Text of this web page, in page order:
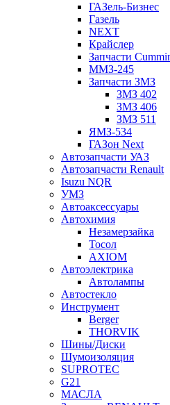
ГАЗель-Бизнес
Газель
NEXT
Крайслер
Запчасти
ММЗ-245
Запчасти ЗМЗ
ЗМЗ 402
ЗМЗ 406
ЗМЗ 511
ЯМЗ-534
ГАЗон Next
Автозапчасти УАЗ
Автозапчасти Renault
Isuzu NQR
УМЗ
Автоаксессуары
Автохимия
Незамерзайка
Тосол
AXIOM
Автоэлектрика
Автолампы
Автостекло
Инструмент
Berger
THORVIK
Шины/Диски
Шумоизоляция
SUPROTEC
G21
МАСЛА